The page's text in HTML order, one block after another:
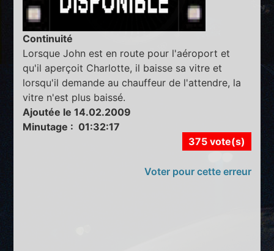
Continuité
Lorsque John est en route pour l'aéroport et
qu'il aperçoit Charlotte, il baisse sa vitre et
lorsqu'il demande au chauffeur de l'attendre, la
vitre n'est plus baissé.
Ajoutée le 14.02.2009
Minutage : 01:32:17
375 vote(s)
Voter pour cette erreur